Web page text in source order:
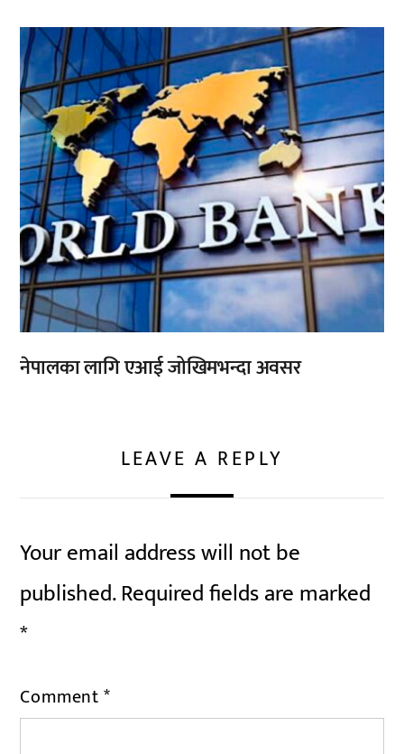
नेपालका लागि एआई जोखिमभन्दा अवसर
LEAVE A REPLY
Your email address will not be
published.Required fields are marked
*
Comment*